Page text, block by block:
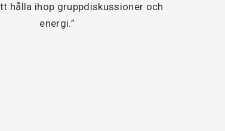
hålla ihop gruppdiskussioner och
energi.”